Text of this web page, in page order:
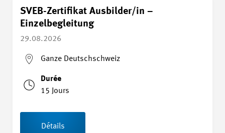
29.08.2026
Ganze Deutschschweiz
SVEB-Zertifikat Ausbilder/in –
Einzelbegleitung
Durée
15 Jours
Détails